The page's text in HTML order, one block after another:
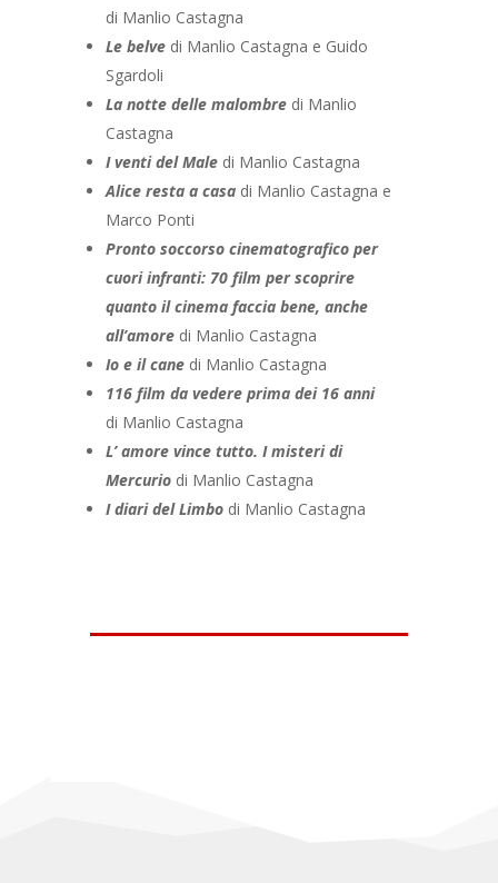
di Manlio Castagna
Le belvedi Manlio Castagna e Guido
Sgardoli
La notte delle malombredi Manlio
Castagna
I venti del Maledi Manlio Castagna
Alice resta a casadi Manlio Castagna e
Marco Ponti
Pronto soccorso cinematografico per
cuori infranti: 70 film per scoprire
quanto il cinema faccia bene, anche
all’amoredi Manlio Castagna
Io e il canedi Manlio Castagna
116 film da vedere prima dei 16 anni
di Manlio Castagna
L’ amore vince tutto. I misteri di
Mercuriodi Manlio Castagna
I diari del Limbodi Manlio Castagna